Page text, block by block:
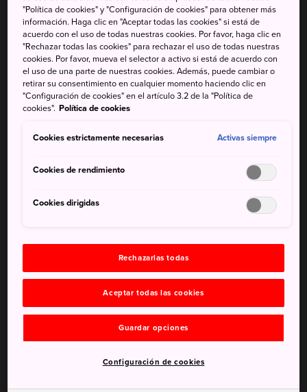
repleto de peces y tortugas, aporta un nuevo significado
al concepto de jardín de rocas.
Cómo llegar
Se puede llegar al jardín Kiyosumi tanto en tren como en
taxi
y está a 5 minutos a pie de la estación de Kiyosumi-
"Política de cookies" y "Configuración de cookies" para obtener más
información. Haga clic en "Aceptar todas las cookies" si está de
acuerdo con el uso de todas nuestras cookies. Por favor, haga clic en
"Rechazar todas las cookies" para rechazar el uso de todas nuestras
cookies. Por favor, mueva el selector a activo si está de acuerdo con
el uso de una parte de nuestras cookies. Además, puede cambiar o
retirar su consentimiento en cualquier momento haciendo clic en
"Configuración de cookies" en el artículo 3.2 de la "Política de
cookies". Política de cookies
Cookies estrictamente necesarias Activas siempre
Cookies de rendimiento
Cookies dirigidas
Rechazarlas todas
Aceptar todas las cookies
Guardar opciones
Configuración de cookies